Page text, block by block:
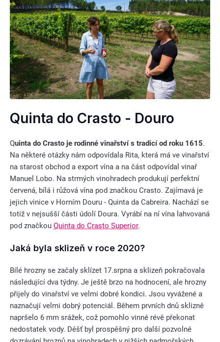
Quinta do Crasto - Douro
Quinta do Crasto je rodinné vinařství s tradicí od roku 1615.
Na některé otázky nám odpovídala Rita, která má ve vinařství
na starost obchod a export vína a na část odpovídal vinař
Manuel Lobo. Na strmých vinohradech produkují perfektní
červená, bílá i růžová vína pod značkou Crasto. Zajímavá je
jejich vinice v Horním Douru - Quinta da Cabreira. Nachází se
totiž v nejsušší části údolí Doura. Vyrábí na ní vína lahvovaná
pod značkou Quinta do Crasto Superior.
Jaká byla sklizeň v roce 2020?
Bílé hrozny se začaly sklízet 17.srpna a sklizeň pokračovala
následující dva týdny. Je ještě brzo na hodnocení, ale hrozny
přijely do vinařství ve velmi dobré kondici. Jsou vyvážené a
naznačují velmi dobrý potenciál. Během prvních dnů sklizně
napršelo 6 mm srážek, což pomohlo vinné révě překonat
nedostatek vody. Déšť byl prospěšný pro další pozvolné